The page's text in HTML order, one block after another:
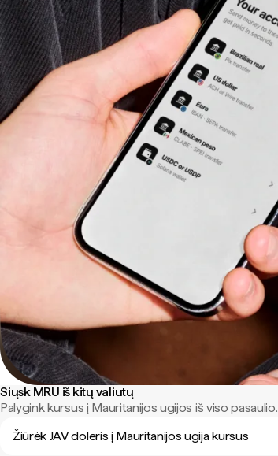
Siųsk MRU iš kitų valiutų
Palygink kursus į Mauritanijos ugijos iš viso pasaulio.
Žiūrėk JAV doleris į Mauritanijos ugija kursus